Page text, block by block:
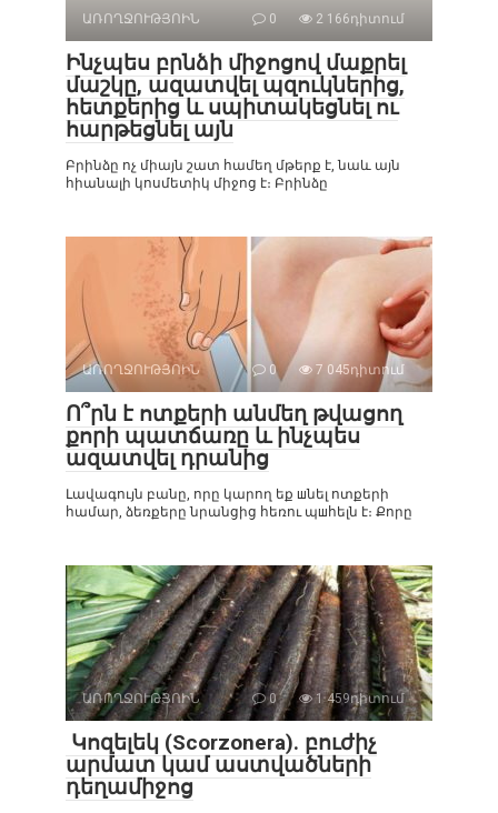
ԱՌՈՂՋՈՒԹՅՈԻՆ 0 2 166դիտում
Ինչպես բրնձի միջոցով մաքրել
մաշկը, ազատվել պզուկներից,
հետքերից և սպիտակեցնել ու
հարթեցնել այն
Բրինձը ոչ միայն շատ համեղ մթերք է, նաև այն
հիանալի կոսմետիկ միջոց է։ Բրինձը
ԱՌՈՂՋՈՒԹՅՈԻՆ 0 7 045դիտում
Ո՞րն է ոտքերի անմեղ թվացող
քորի պատճառը և ինչպես
ազատվել դրանից
Լավագույն բանը, որը կարող եք шնել ոտքերի
համար, ձեռքերը նրանցից հեռու պшհելն է։ Քորը
ԱՌՈՂՋՈՒԹՅՈԻՆ 0 1 459դիտում
Կոզելեկ (Scorzonera). բուժիչ
արմատ կամ աստվածների
դեղամիջոց